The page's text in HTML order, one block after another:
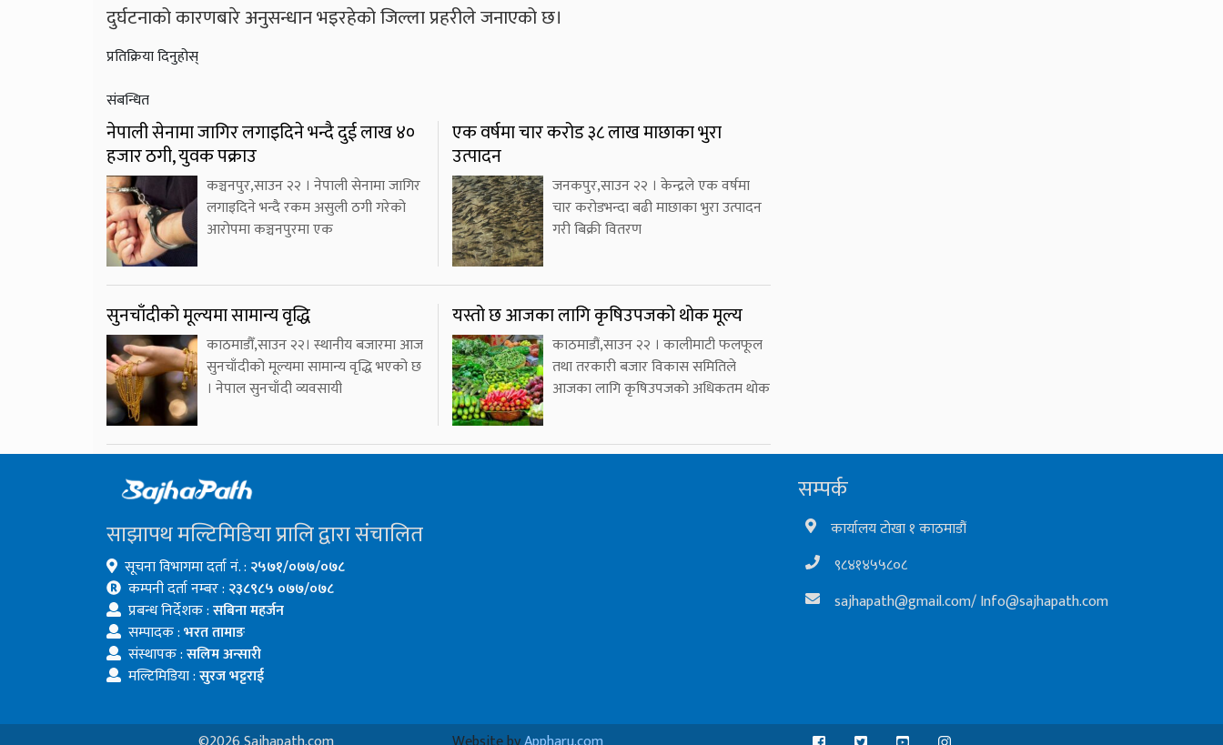
दुर्घटनाको कारणबारे अनुसन्धान भइरहेको जिल्ला प्रहरीले जनाएको छ।
प्रतिक्रिया दिनुहोस्
संबन्धित
नेपाली सेनामा जागिर लगाइदिने भन्दै दुई लाख ४०
हजार ठगी, युवक पक्राउ
कञ्चनपुर,साउन २२ । नेपाली सेनामा जागिर
लगाइदिने भन्दै रकम असुली ठगी गरेको
आरोपमा कञ्चनपुरमा एक
एक वर्षमा चार करोड ३८ लाख माछाका भुरा
उत्पादन
जनकपुर,साउन २२ । केन्द्रले एक वर्षमा
चार करोडभन्दा बढी माछाका भुरा उत्पादन
गरी बिक्री वितरण
सुनचाँदीको मूल्यमा सामान्य वृद्धि
काठमाडौँ,साउन २२। स्थानीय बजारमा आज
सुनचाँदीको मूल्यमा सामान्य वृद्धि भएको छ
। नेपाल सुनचाँदी व्यवसायी
यस्तो छ आजका लागि कृषिउपजको थोक मूल्य
काठमाडौं,साउन २२ । कालीमाटी फलफूल
तथा तरकारी बजार विकास समितिले
आजका लागि कृषिउपजको अधिकतम थोक
साझापथ मल्टिमिडिया प्रालि द्वारा संचालित
सूचना विभागमा दर्ता नं. : २५७१/०७७/०७८
कम्पनी दर्ता नम्बर : २३८९८५ ०७७/०७८
प्रबन्ध निर्देशक :सबिना महर्जन
सम्पादक :भरत तामाङ
संस्थापक :सलिम अन्सारी
मल्टिमिडिया :सुरज भट्टराई
सम्पर्क
कार्यालय टोखा १ काठमाडौं
९८४१४५५८०८
sajhapath@gmail.com/Info@sajhapath.com